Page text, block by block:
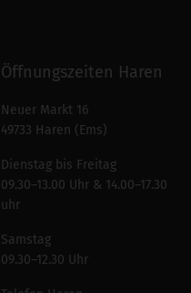
Öffnungszeiten Haren
Neuer Markt 16
49733 Haren (Ems)
Dienstag bis Freitag
09.30–13.00 Uhr & 14.00–17.30
uhr
Samstag
09.30–12.30 Uhr